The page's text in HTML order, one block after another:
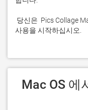
사용을 시작하십시오.